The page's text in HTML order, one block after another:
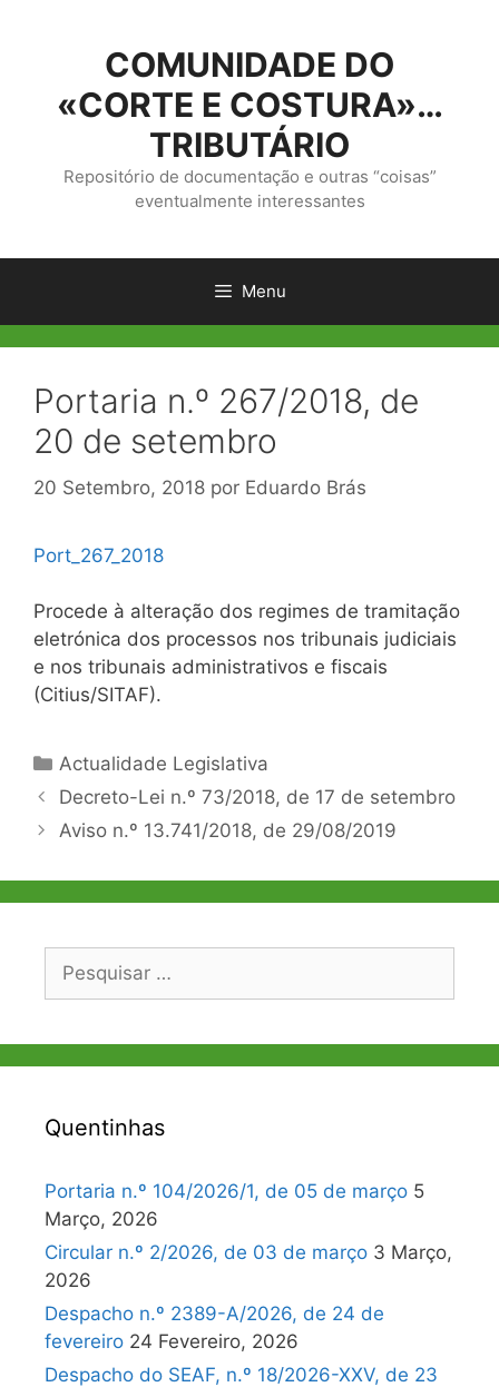
conteúdo
COMUNIDADE DO
«CORTE E COSTURA»…
TRIBUTÁRIO
Repositório de documentação e outras “coisas”
eventualmente interessantes
Menu
Portaria n.º 267/2018, de
20 de setembro
20 Setembro, 2018 por Eduardo Brás
Port_267_2018
Procede à alteração dos regimes de tramitação
eletrónica dos processos nos tribunais judiciais
e nos tribunais administrativos e fiscais
(Citius/SITAF).
Categorias
Actualidade Legislativa
Navegação
de
Decreto-Lei n.º 73/2018, de 17 de setembro
Aviso n.º 13.741/2018, de 29/08/2019
Pesquisar
Quentinhas
Portaria n.º 104/2026/1, de 05 de março 5
Março, 2026
Circular n.º 2/2026, de 03 de março 3 Março,
2026
Despacho n.º 2389-A/2026, de 24 de
fevereiro 24 Fevereiro, 2026
Despacho do SEAF, n.º 18/2026-XXV, de 23